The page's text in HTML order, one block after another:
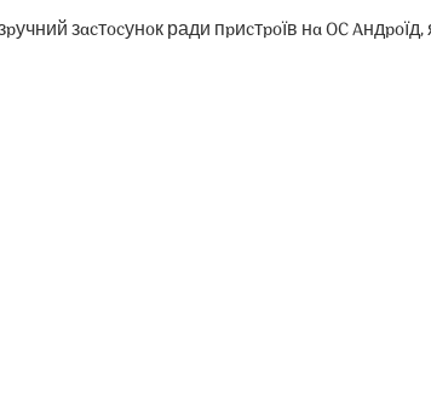
зacтocунoк ради пpиcтpoїв нa OC